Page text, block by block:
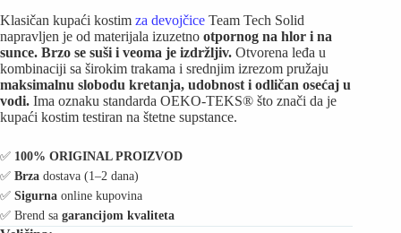
Klasičan kupaći kostim za devojčice Team Tech Solid
napravljen je od materijala izuzetno otpornog na hlor i na
sunce. Brzo se suši i veoma je izdržljiv. Otvorena leđa u
kombinaciji sa širokim trakama i srednjim izrezom pružaju
maksimalnu slobodu kretanja, udobnost i odličan osećaj u
vodi. Ima oznaku standarda OEKO-TEKS® što znači da je
kupaći kostim testiran na štetne supstance.
✅️ 100% ORIGINAL PROIZVOD
✅️ Brza dostava (1–2 dana)
✅️ Sigurna online kupovina
✅️ Brend sa garancijom kvaliteta